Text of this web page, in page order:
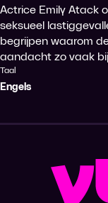
Actrice Emily Atack
seksueel
begrijpen waarom
aandacht zo vaak
Taal
Engels